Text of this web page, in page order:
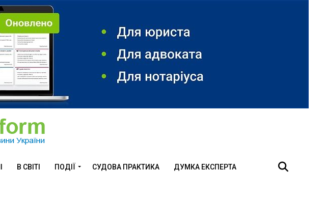
В СВІТІ ПОДІЇ СУДОВА ПРАКТИКА ДУМКА ЕКСПЕРТА